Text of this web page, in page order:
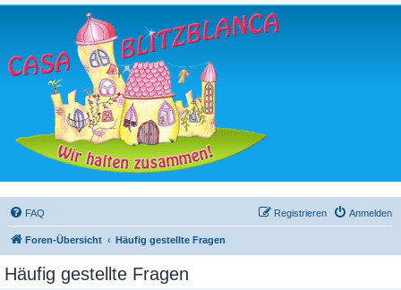
FAQ Anmelden
Registrieren
Foren-Übersicht Häufig gestellte Fragen
Häufig gestellte Fragen